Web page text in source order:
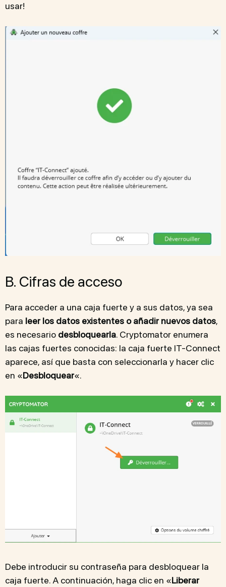
usar!
B. Cifras de acceso
Para acceder a una caja fuerte y a sus datos, ya sea
para leer los datos existentes o añadir nuevos datos,
es necesario desbloquearla. Cryptomator enumera
las cajas fuertes conocidas: la caja fuerte IT-Connect
aparece, así que basta con seleccionarla y hacer clic
en «Desbloquear«.
Debe introducir su contraseña para desbloquear la
caja fuerte. A continuación, haga clic en «Liberar